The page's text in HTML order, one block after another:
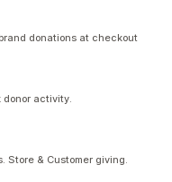
donations at checkout
donor activity.
Store & Customer giving.